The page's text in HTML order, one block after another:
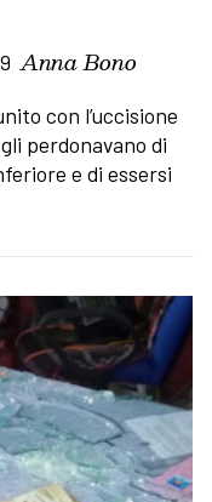
Anna Bono
con l’uccisione
perdonavano di
e di essersi